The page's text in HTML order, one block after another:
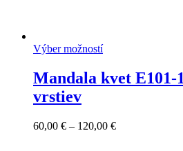
Výber možností
Mandala kvet E101-
vrstiev
60,00 € – 120,00 €Price